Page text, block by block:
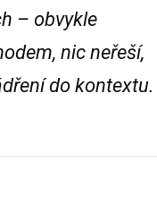
– obvykle
nic neřeší,
do kontextu.